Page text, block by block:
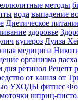
методы
вода выпадение
Диетическое
здоровье
купероз Луиза
медицина
организма пасха
дня ретинол Рецепт
от кашля от
УХОДЫ фитнес
шприц-